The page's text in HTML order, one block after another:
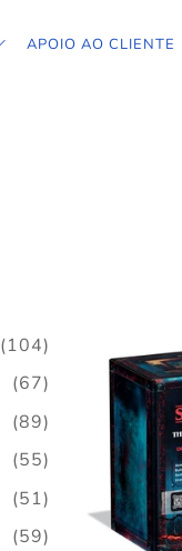
APOIO AO CLIENTE
(104)
(67)
(89)
(55)
(51)
(59)